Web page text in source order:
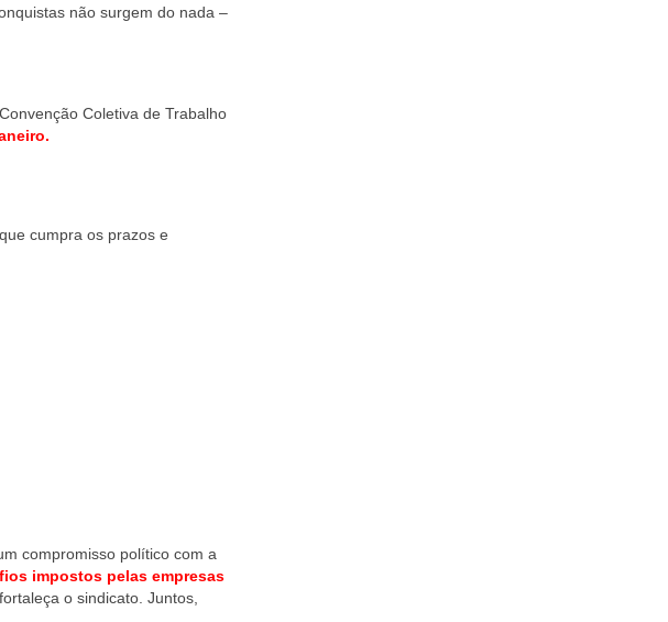
não surgem do nada –
Coletiva de Trabalho
cumpra os prazos e
compromisso político com a
impostos pelas empresas
o sindicato. Juntos,